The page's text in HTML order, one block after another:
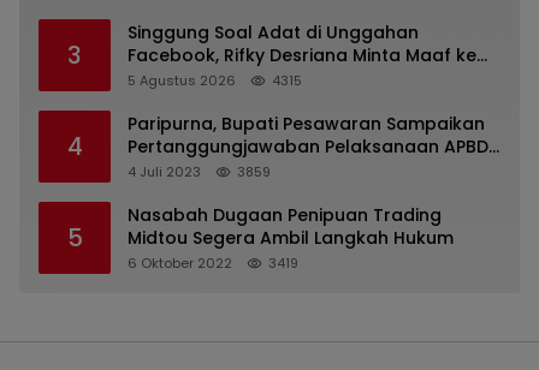
3
Singgung Soal Adat di Unggahan
Facebook, Rifky Desriana Minta Maaf ke
PDA dan Bupati Kubar
5 Agustus 2026 4315
4
Paripurna, Bupati Pesawaran Sampaikan
Pertanggungjawaban Pelaksanaan APBD
2022
4 Juli 2023 3859
5
Nasabah Dugaan Penipuan Trading
Midtou Segera Ambil Langkah Hukum
6 Oktober 2022 3419